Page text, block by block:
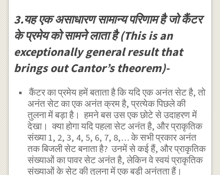
3.यह एक असाधारण सामान्य परिणाम है जो कैंटर
के प्रमेय को सामने लाता है (This is an
exceptionally general result that
brings out Cantor’s theorem)-
कैंटर का प्रमेय हमें बताता है कि यदि एक अनंत सेट है, तो
अनंत सेट का एक अनंत क्रम है, प्रत्येक पिछले की
तुलना में बड़ा है। हमने बस उस एक छोटे से उदाहरण में
देखा। क्या होगा यदि पहला सेट अनंत है, और प्राकृतिक
संख्या 1, 2, 3, 4, 5, 6, 7, 8,… के सभी प्रकार अनंत
तक बिजली सेट बनाता है? उनमें से कई हैं, और प्राकृतिक
संख्याओं का पावर सेट अनंत है, लेकिन वे स्वयं प्राकृतिक
संख्याओं के सेट की तुलना में एक बड़ी अनंतता हैं।